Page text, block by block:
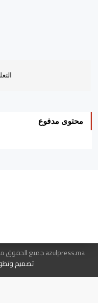
محتوى مدفوع
azulpress.ma جميع الحقوق محفوظة
تصميم